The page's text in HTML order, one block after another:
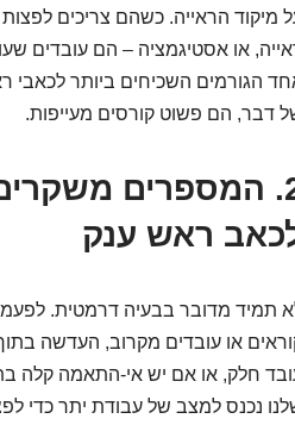
מיקוד הראייה. כשהם צריכים
או אסטיגמציה – הם עובדים
הגורמים השכיחים ביותר לכאבי
דבר, הם פשוט קורסים מעייפות.
המספרים
ראש ענק
תמיד מדובר בבעיה דרמטית.
או עובדים מקרוב, העדשה
חלק, או אם יש אי-התאמה קלה
נכנס למצב של עבודת יתר כדי